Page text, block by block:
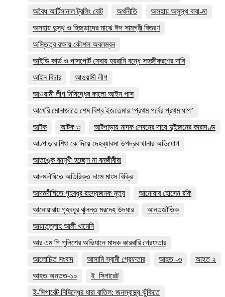
অবৈধ আর্টিসানাল ট্রলিং বোট
অর্থনীতি
অসহায় অসুস্থ বাবা-মা
অসহায় দুস্থ ও হিজড়াদের মাঝে ঈদ সামগ্রী বিতরণ
অস্তিত্ব রক্ষায় কৌশল অবলম্বন
আইডি কার্ড ও পাসপোর্ট সেবায় হয়রানি বন্ধে সহজীকরণের দাবি
আইন বিচার
আওয়ামী লীগ
আওয়ামী লীগ নিষিদ্ধের কালো আইন পাস
আখেরি মোনাজাতে শেষ বিশ্ব ইজতেমার ‘প্রথম পর্বের প্রথম ধাপ’
আটক
আটক ৩
আটপাড়ায় মাদক সেবনের দায়ে দুইজনের কারাদণ্ড
আটপাড়ার শিশু কে দিয়ে দেহব্যাবসা উপদ্রব থানার অভিযোগ
আতঙ্কে বনমুখী হচ্ছেন না বনজীবীরা
আদমদীঘিতে অতিরিক্ত দামে মাংস বিক্রি
আদমদীঘিতে গৃহবধূর রহস্যজনক মৃত্যু
আনোয়ার হোসেন রকি
আনোয়ারায় গৃহবধূর ঝুলন্ত মরদেহ উদ্ধার
আন্তর্জাতিক
আয়াতুল্লাহ আলী খামেনি
আর এম পি পুলিশের অভিযানে মাদক কারবারি গ্রেফতার
আলোচিত সংবাদ
আসামি স্বামী গ্রেফতার আহত -৩
আহত ২
আহত অন্তত-১০
ই_সিগারেট
ই-সিগারেট নিষিদ্ধের ধারা বাতিল: জনস্বাস্থ্য ঝুঁকিতে